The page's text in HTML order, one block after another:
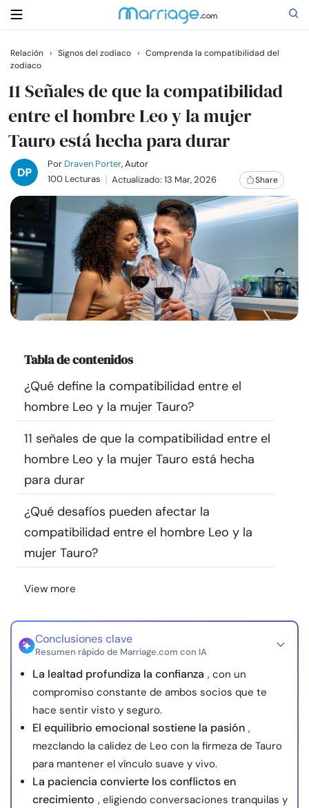
Buscar
Casarse
Relaciones
Familia
Ayuda
Cursos
Recursos
Comunidad
Encuentra un terapeuta
Idioma
Sobre nosotros Contáctanos Escríbenos
Publicidad con
nosotros
© Copyright 2026. Todos los derechos reservados.
Relación › Signos del zodiaco › Comprenda la compatibilidad del
zodiaco
11 Señales de que la compatibilidad
entre el hombre Leo y la mujer
Tauro está hecha para durar
Por Draven Porter, Autor
100 Lecturas
Actualizado: 13 Mar, 2026 Share
Tabla de contenidos
¿Qué define la compatibilidad entre el
hombre Leo y la mujer Tauro?
11 señales de que la compatibilidad entre el
hombre Leo y la mujer Tauro está hecha
para durar
¿Qué desafíos pueden afectar la
compatibilidad entre el hombre Leo y la
mujer Tauro?
View more
Conclusiones clave
Resumen rápido de Marriage.com con IA
La lealtad profundiza la confianza , con un
compromiso constante de ambos socios que te
hace sentir visto y seguro.
El equilibrio emocional sostiene la pasión ,
mezclando la calidez de Leo con la firmeza de Tauro
para mantener el vínculo suave y vivo.
La paciencia convierte los conflictos en
crecimiento , eligiendo conversaciones tranquilas y